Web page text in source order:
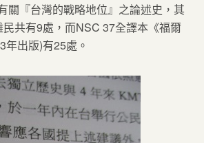
關『台灣的戰略地位』之論述史，其
共有9處，而NSC 37全譯本《福爾
出版)有25處。